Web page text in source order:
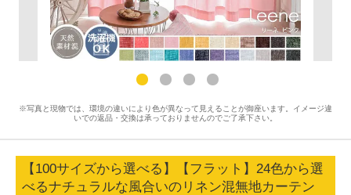
※写真と現物では、環境の違いにより色が異なって見えることが御座います。イメージ違
いでの返品・交換は承っておりませんのでご了承下さい。
【100サイズから選べる】【フラット】24色から選
べるナチュラルな風合いのリネン混無地カーテン